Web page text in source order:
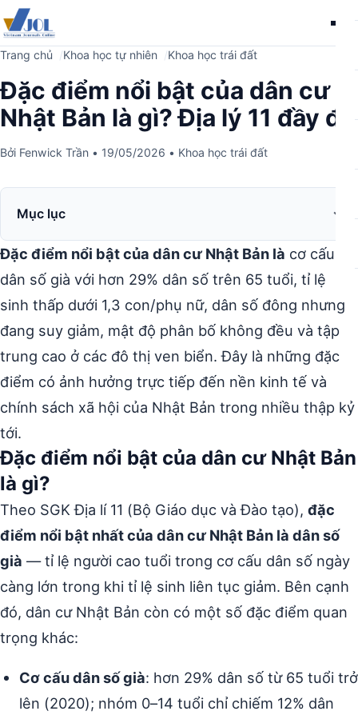
Trang chủ Khoa học tự nhiên Khoa học trái đất
Đặc điểm nổi bật của dân cư
Nhật Bản là gì? Địa lý 11 đầy đủ
Bởi Fenwick Trần • 19/05/2026 • Khoa học trái đất
Mục lục
Đặc điểm nổi bật của dân cư Nhật Bản là cơ cấu
dân số già với hơn 29% dân số trên 65 tuổi, tỉ lệ
sinh thấp dưới 1,3 con/phụ nữ, dân số đông nhưng
đang suy giảm, mật độ phân bố không đều và tập
trung cao ở các đô thị ven biển. Đây là những đặc
điểm có ảnh hưởng trực tiếp đến nền kinh tế và
chính sách xã hội của Nhật Bản trong nhiều thập kỷ
tới.
Đặc điểm nổi bật của dân cư Nhật Bản
là gì?
Theo SGK Địa lí 11 (Bộ Giáo dục và Đào tạo), đặc
điểm nổi bật nhất của dân cư Nhật Bản là dân số
già — tỉ lệ người cao tuổi trong cơ cấu dân số ngày
càng lớn trong khi tỉ lệ sinh liên tục giảm. Bên cạnh
đó, dân cư Nhật Bản còn có một số đặc điểm quan
trọng khác:
Cơ cấu dân số già: hơn 29% dân số từ 65 tuổi trở
lên (2020); nhóm 0–14 tuổi chỉ chiếm 12% dân